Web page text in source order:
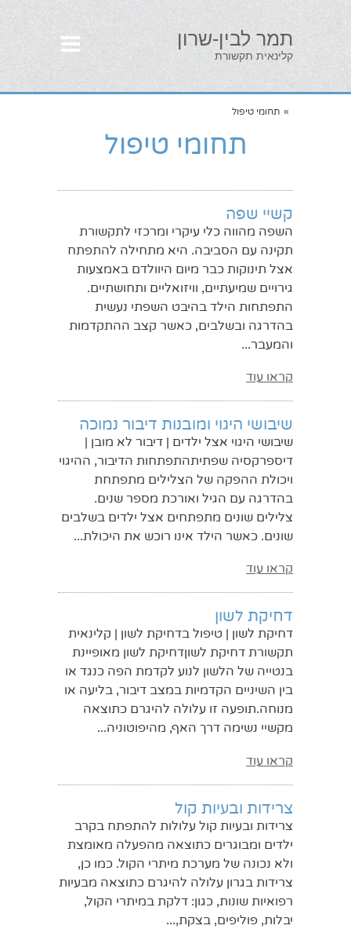
תמר לבין-שרון
קלינאית תקשורת
» תחומי טיפול
תחומי טיפול
קשיי שפה
השפה מהווה כלי עיקרי ומרכזי לתקשורת
תקינה עם הסביבה. היא מתחילה להתפתח
אצל תינוקות כבר מיום היוולדם באמצעות
גירויים שמיעתיים, וויזואליים ותחושתיים.
התפתחות הילד בהיבט השפתי נעשית
בהדרגה ובשלבים, כאשר קצב ההתקדמות
והמעבר...
קראו עוד
שיבושי היגוי ומובנות דיבור נמוכה
שיבושי היגוי אצל ילדים | דיבור לא מובן |
דיספרקסיה שפתיתהתפתחות הדיבור, ההיגוי
ויכולת ההפקה של הצלילים מתפתחת
בהדרגה עם הגיל ואורכת מספר שנים.
צלילים שונים מתפתחים אצל ילדים בשלבים
שונים. כאשר הילד אינו רוכש את היכולת...
קראו עוד
דחיקת לשון
דחיקת לשון | טיפול בדחיקת לשון | קלינאית
תקשורת דחיקת לשוןדחיקת לשון מאופיינת
בנטייה של הלשון לנוע לקדמת הפה כנגד או
בין השיניים הקדמיות במצב דיבור, בליעה או
מנוחה.תופעה זו עלולה להיגרם כתוצאה
מקשיי נשימה דרך האף, מהיפוטוניה...
קראו עוד
צרידות ובעיות קול
צרידות ובעיות קול עלולות להתפתח בקרב
ילדים ומבוגרים כתוצאה מהפעלה מאומצת
ולא נכונה של מערכת מיתרי הקול. כמו כן,
צרידות בגרון עלולה להיגרם כתוצאה מבעיות
רפואיות שונות, כגון: דלקת במיתרי הקול,
יבלות, פוליפים, בצקת,...